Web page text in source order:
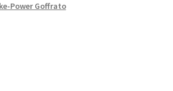
Power Goffrato